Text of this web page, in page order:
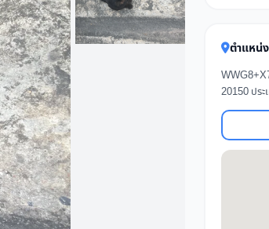
ตำแหน่
20150 ประ